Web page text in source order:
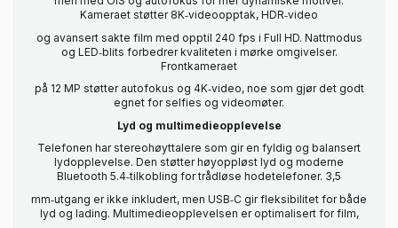
Kameraet støtter 8K‑videoopptak, HDR‑video
og avansert sakte film med opptil 240 fps i Full HD. Nattmodus
og LED‑blits forbedrer kvaliteten i mørke omgivelser.
Frontkameraet
på 12 MP støtter autofokus og 4K‑video, noe som gjør det godt
egnet for selfies og videomøter.
Lyd og multimedieopplevelse
Telefonen har stereohøyttalere som gir en fyldig og balansert
lydopplevelse. Den støtter høyoppløst lyd og moderne
Bluetooth 5.4‑tilkobling for trådløse hodetelefoner. 3,5
mm‑utgang er ikke inkludert, men USB‑C gir fleksibilitet for både
lyd og lading. Multimedieopplevelsen er optimalisert for film,